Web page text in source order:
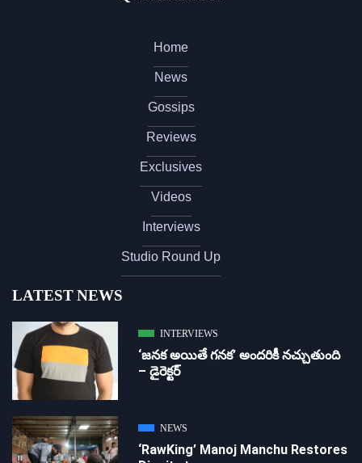
Home
News
Gossips
Reviews
Exclusives
Videos
Interviews
Studio Round Up
LATEST NEWS
INTERVIEWS
‘జ‌న‌క అయితే గ‌న‌క‌’ అందరికీ నచ్చుతుంది
– డైరెక్ట‌ర్
NEWS
‘RawKing’ Manoj Manchu Restores